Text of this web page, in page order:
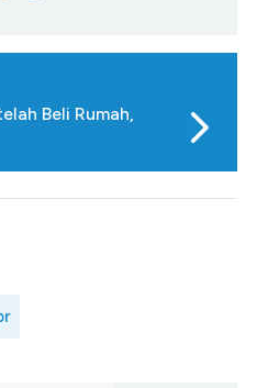
Beli Rumah,